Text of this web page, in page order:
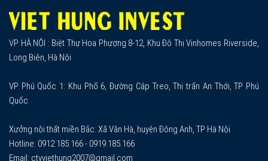
VP HÀ NỘI : Biệt Thự Hoa Phượng 8-12, Khu Đô Thị Vinhomes Riverside,
Long Biên, Hà Nội
VP Phú Quốc 1: Khu Phố 6, Đường Cáp Treo, Thị trấn An Thới, TP Phú
Quốc
Xưởng nội thất miền Bắc: Xã Vân Hà, huyện Đông Anh, TP Hà Nội
Hotline: 0912.185.166 - 0919.185.166
Email: ctyviethung2007@gmail.com